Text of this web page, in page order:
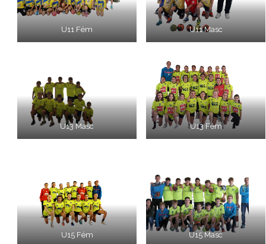
U11 Fém U11 Masc
U13 Masc U13 Fém
U15 Fém U15 Masc